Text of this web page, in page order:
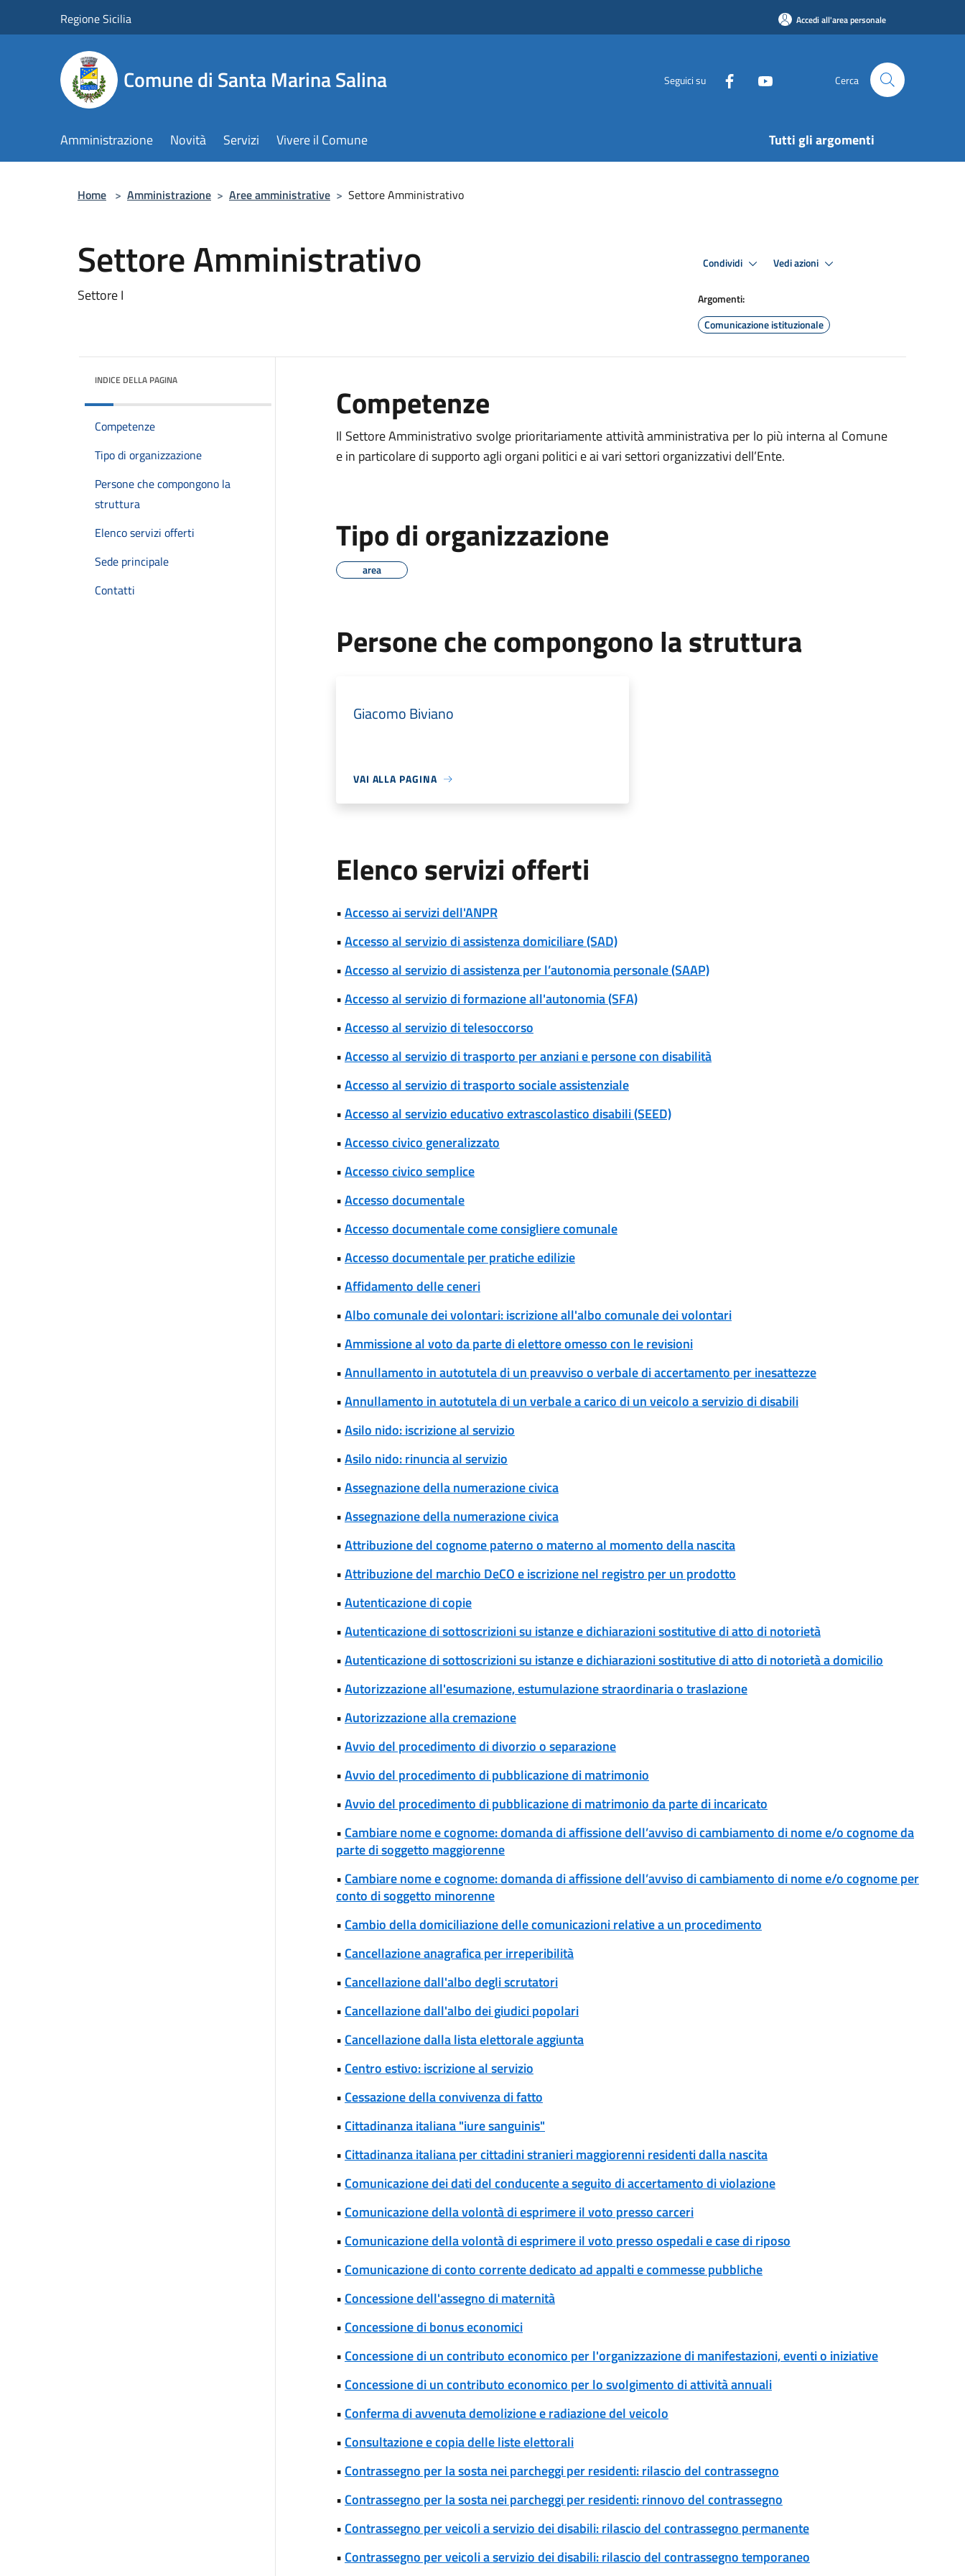
Regione Sicilia Accedi all'area personale
Comune di Santa Marina Salina Seguici su Cerca
Amministrazione Novità Servizi Vivere il Comune Tutti gli argomenti
Home > Amministrazione > Aree amministrative > Settore Amministrativo
Settore Amministrativo
Settore I
Condividi Vedi azioni
Argomenti:
Comunicazione istituzionale
INDICE DELLA PAGINA
Competenze
Tipo di organizzazione
Persone che compongono la
struttura
Elenco servizi offerti
Sede principale
Contatti
Competenze
Il Settore Amministrativo svolge prioritariamente attività amministrativa per lo più interna al Comune
e in particolare di supporto agli organi politici e ai vari settori organizzativi dell’Ente.
Tipo di organizzazione
area
Persone che compongono la struttura
Giacomo Biviano
VAI ALLA PAGINA
Elenco servizi offerti
•Accesso ai servizi dell'ANPR
•Accesso al servizio di assistenza domiciliare (SAD)
•Accesso al servizio di assistenza per l’autonomia personale (SAAP)
•Accesso al servizio di formazione all'autonomia (SFA)
•Accesso al servizio di telesoccorso
•Accesso al servizio di trasporto per anziani e persone con disabilità
•Accesso al servizio di trasporto sociale assistenziale
•Accesso al servizio educativo extrascolastico disabili (SEED)
•Accesso civico generalizzato
•Accesso civico semplice
•Accesso documentale
•Accesso documentale come consigliere comunale
•Accesso documentale per pratiche edilizie
•Affidamento delle ceneri
•Albo comunale dei volontari: iscrizione all'albo comunale dei volontari
•Ammissione al voto da parte di elettore omesso con le revisioni
•Annullamento in autotutela di un preavviso o verbale di accertamento per inesattezze
•Annullamento in autotutela di un verbale a carico di un veicolo a servizio di disabili
•Asilo nido: iscrizione al servizio
•Asilo nido: rinuncia al servizio
•Assegnazione della numerazione civica
•Assegnazione della numerazione civica
•Attribuzione del cognome paterno o materno al momento della nascita
•Attribuzione del marchio DeCO e iscrizione nel registro per un prodotto
•Autenticazione di copie
•Autenticazione di sottoscrizioni su istanze e dichiarazioni sostitutive di atto di notorietà
•Autenticazione di sottoscrizioni su istanze e dichiarazioni sostitutive di atto di notorietà a domicilio
•Autorizzazione all'esumazione, estumulazione straordinaria o traslazione
•Autorizzazione alla cremazione
•Avvio del procedimento di divorzio o separazione
•Avvio del procedimento di pubblicazione di matrimonio
•Avvio del procedimento di pubblicazione di matrimonio da parte di incaricato
• Cambiare nome e cognome: domanda di affissione dell’avviso di cambiamento di nome e/o cognome da
parte di soggetto maggiorenne
• Cambiare nome e cognome: domanda di affissione dell’avviso di cambiamento di nome e/o cognome per
conto di soggetto minorenne
• Cambio della domiciliazione delle comunicazioni relative a un procedimento
• Cancellazione anagrafica per irreperibilità
• Cancellazione dall'albo degli scrutatori
• Cancellazione dall'albo dei giudici popolari
• Cancellazione dalla lista elettorale aggiunta
• Centro estivo: iscrizione al servizio
• Cessazione della convivenza di fatto
• Cittadinanza italiana "iure sanguinis"
• Cittadinanza italiana per cittadini stranieri maggiorenni residenti dalla nascita
• Comunicazione dei dati del conducente a seguito di accertamento di violazione
• Comunicazione della volontà di esprimere il voto presso carceri
• Comunicazione della volontà di esprimere il voto presso ospedali e case di riposo
• Comunicazione di conto corrente dedicato ad appalti e commesse pubbliche
• Concessione dell'assegno di maternità
• Concessione di bonus economici
• Concessione di un contributo economico per l'organizzazione di manifestazioni, eventi o iniziative
• Concessione di un contributo economico per lo svolgimento di attività annuali
• Conferma di avvenuta demolizione e radiazione del veicolo
• Consultazione e copia delle liste elettorali
• Contrassegno per la sosta nei parcheggi per residenti: rilascio del contrassegno
• Contrassegno per la sosta nei parcheggi per residenti: rinnovo del contrassegno
• Contrassegno per veicoli a servizio dei disabili: rilascio del contrassegno permanente
• Contrassegno per veicoli a servizio dei disabili: rilascio del contrassegno temporaneo